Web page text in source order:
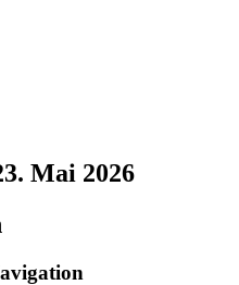
Mai 2026